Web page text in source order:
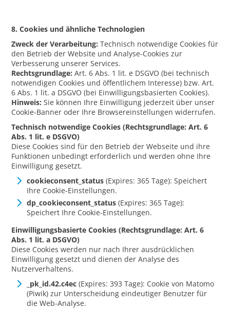
8. Cookies und ähnliche Technologien
Zweck der Verarbeitung: Technisch notwendige Cookies für
den Betrieb der Website und Analyse-Cookies zur
Verbesserung unserer Services.
Rechtsgrundlage: Art. 6 Abs. 1 lit. e DSGVO (bei technisch
notwendigen Cookies und öffentlichem Interesse) bzw. Art.
6 Abs. 1 lit. a DSGVO (bei Einwilligungsbasierten Cookies).
Hinweis: Sie können Ihre Einwilligung jederzeit über unser
Cookie-Banner oder Ihre Browsereinstellungen widerrufen.
Technisch notwendige Cookies (Rechtsgrundlage: Art. 6
Abs. 1 lit. e DSGVO)
Diese Cookies sind für den Betrieb der Webseite und ihre
Funktionen unbedingt erforderlich und werden ohne Ihre
Einwilligung gesetzt.
cookieconsent_status (Expires: 365 Tage): Speichert
Ihre Cookie-Einstellungen.
dp_cookieconsent_status (Expires: 365 Tage):
Speichert Ihre Cookie-Einstellungen.
Einwilligungsbasierte Cookies (Rechtsgrundlage: Art. 6
Abs. 1 lit. a DSGVO)
Diese Cookies werden nur nach Ihrer ausdrücklichen
Einwilligung gesetzt und dienen der Analyse des
Nutzerverhaltens.
_pk_id.42.c4ec (Expires: 393 Tage): Cookie von Matomo
(Piwik) zur Unterscheidung eindeutiger Benutzer für
die Web-Analyse.